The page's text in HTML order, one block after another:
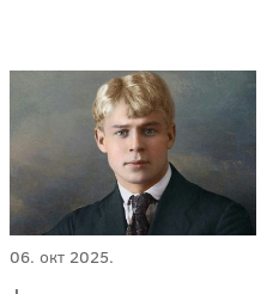
06. окт 2025.